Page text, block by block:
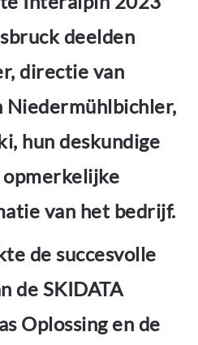
deelden
directie van
Niedermühlbichler,
hun deskundige
van het bedrijf.
de succesvolle
de SKIDATA
Oplossing en de